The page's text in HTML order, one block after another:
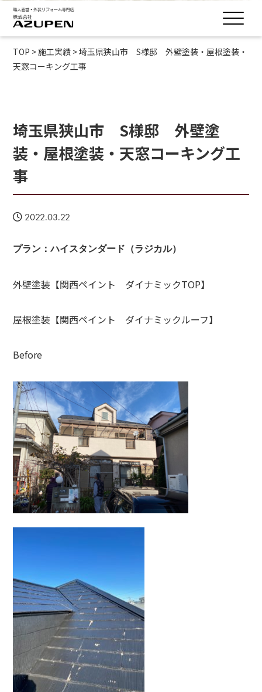
TOP >施工実績 >埼玉県狭山市 S様邸 外壁塗装・屋根塗装・
天窓コーキング工事
埼玉県狭山市 S様邸 外壁塗
装・屋根塗装・天窓コーキング工
事
2022.03.22
プラン：ハイスタンダード（ラジカル）
外壁塗装【関西ペイント ダイナミックTOP】
屋根塗装【関西ペイント ダイナミックルーフ】
Before